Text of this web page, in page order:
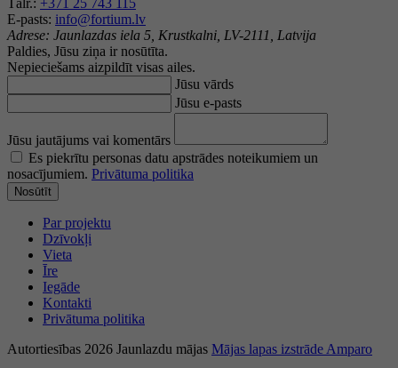
Tālr.: +371 25 743 115
E-pasts: info@fortium.lv
Adrese: Jaunlazdas iela 5, Krustkalni, LV-2111, Latvija
Paldies, Jūsu ziņa ir nosūtīta.
Nepieciešams aizpildīt visas ailes.
Jūsu vārds
Jūsu e-pasts
Jūsu jautājums vai komentārs
Es piekrītu personas datu apstrādes noteikumiem un
nosacījumiem. Privātuma politika
Nosūtīt
Par projektu
Dzīvokļi
Vieta
Īre
Iegāde
Kontakti
Privātuma politika
Autortiesības 2026 Jaunlazdu mājas Mājas lapas izstrāde Amparo